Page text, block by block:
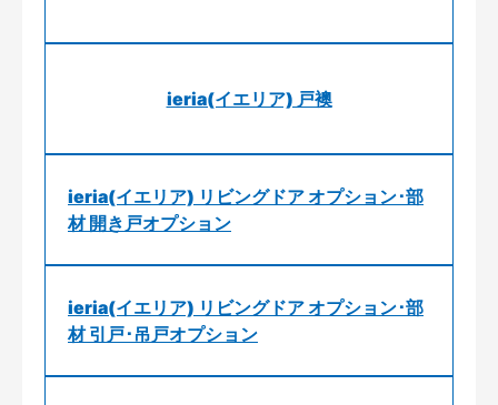
ieria(イエリア) 戸襖
ieria(イエリア) リビングドア オプション･部
材 開き戸オプション
ieria(イエリア) リビングドア オプション･部
材 引戸･吊戸オプション